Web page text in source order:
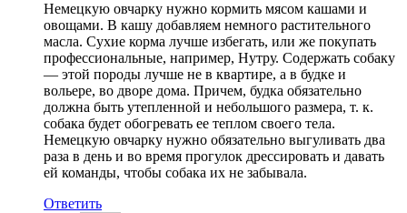
Немецкую овчарку нужно кормить мясом кашами и
овощами. В кашу добавляем немного растительного
масла. Сухие корма лучше избегать, или же покупать
профессиональные, например, Нутру. Содержать собаку
— этой породы лучше не в квартире, а в будке и
вольере, во дворе дома. Причем, будка обязательно
должна быть утепленной и небольшого размера, т. к.
собака будет обогревать ее теплом своего тела.
Немецкую овчарку нужно обязательно выгуливать два
раза в день и во время прогулок дрессировать и давать
ей команды, чтобы собака их не забывала.
Ответить